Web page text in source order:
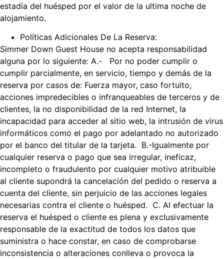
estadía del huésped por el valor de la ultima noche de
alojamiento.
Políticas Adicionales De La Reserva:
Simmer Down Guest House no acepta responsabilidad
alguna por lo siguiente: A.- Por no poder cumplir o
cumplir parcialmente, en servicio, tiempo y demás de la
reserva por casos de: Fuerza mayor, caso fortuito,
acciones impredecibles o infranqueables de terceros y de
clientes, la no disponibilidad de la red Internet, la
incapacidad para acceder al sitio web, la intrusión de virus
informáticos como el pago por adelantado no autorizado
por el banco del titular de la tarjeta. B.-Igualmente por
cualquier reserva o pago que sea irregular, ineficaz,
incompleto o fraudulento por cualquier motivo atribuible
al cliente supondrá la cancelación del pedido o reserva a
cuenta del cliente, sin perjuicio de las acciones legales
necesarias contra el cliente o huésped. C. Al efectuar la
reserva el huésped o cliente es plena y exclusivamente
responsable de la exactitud de todos los datos que
suministra o hace constar, en caso de comprobarse
inconsistencia o alteraciones conlleva o provoca la